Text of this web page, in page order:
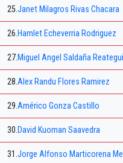
25.Janet Milagros Rivas Chacara
26.Hamlet Echeverria Rodriguez
27.Miguel Angel Saldaña Reategui
28.Alex Randu Flores Ramirez
29.Américo Gonza Castillo
30.David Kuoman Saavedra
31.Jorge Alfonso Marticorena